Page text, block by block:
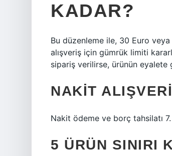
KADAR?
Bu düzenleme ile, 30 Euro
alışveriş için gümrük limiti
sipariş verilirse, ürünün
NAKIT
Nakit ödeme ve borç tahsilatı 7.
5 ÜRÜN SINIRI